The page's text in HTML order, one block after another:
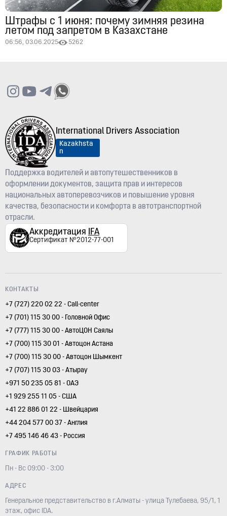
Штрафы с 1 июня: почему зимняя резина
летом под запретом в Казахстане
06:56, 03.06.2025 5262
International Drivers Association
Kazakhsta
n
Поддержка водителей и автопутешественников в
оформлении документов, защита прав и интересов
национальных автоперевозчиков и повышение уровня
качества, безопасности и комфорта в автотранспортной
отрасли.
Аккредитация IFA
Сертификат №2012-77-001
КОНТАКТЫ
+7 (727) 220 02 22 - Call-center
+7 (701) 115 30 00 - Головной Офис
+7 (777) 115 30 00 - АвтоЦОН Саялы
+7 (700) 115 30 01 - Автоцон Астана
+7 (700) 115 30 00 - Автоцон Шымкент
+7 (707) 115 30 03 - Атырау
+971 50 235 05 81 - ОАЭ
+1 929 255 11 05 - США
+41 22 886 01 22 - Швейцария
+44 204 577 00 37 - Англия
+7 495 146 46 43 - Россия
ГРАФИК РАБОТЫ
Пн - Вс 09:00 - 3:00
АДРЕС
Генеральное представительство в г.Алматы - улица Тулебаева, 95/1, 1
этаж, офис IDA.